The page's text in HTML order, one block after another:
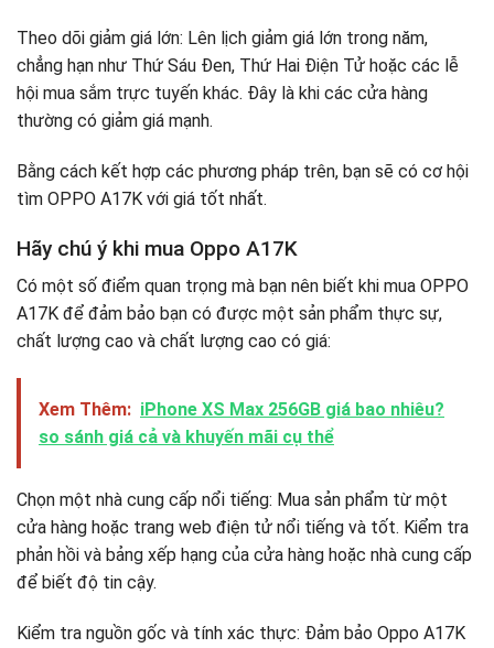
Theo dõi giảm giá lớn: Lên lịch giảm giá lớn trong năm,
chẳng hạn như Thứ Sáu Đen, Thứ Hai Điện Tử hoặc các lễ
hội mua sắm trực tuyến khác. Đây là khi các cửa hàng
thường có giảm giá mạnh.
Bằng cách kết hợp các phương pháp trên, bạn sẽ có cơ hội
tìm OPPO A17K với giá tốt nhất.
Hãy chú ý khi mua Oppo A17K
Có một số điểm quan trọng mà bạn nên biết khi mua OPPO
A17K để đảm bảo bạn có được một sản phẩm thực sự,
chất lượng cao và chất lượng cao có giá:
Xem Thêm: iPhone XS Max 256GB giá bao nhiêu?
so sánh giá cả và khuyến mãi cụ thể
Chọn một nhà cung cấp nổi tiếng: Mua sản phẩm từ một
cửa hàng hoặc trang web điện tử nổi tiếng và tốt. Kiểm tra
phản hồi và bảng xếp hạng của cửa hàng hoặc nhà cung cấp
để biết độ tin cậy.
Kiểm tra nguồn gốc và tính xác thực: Đảm bảo Oppo A17K